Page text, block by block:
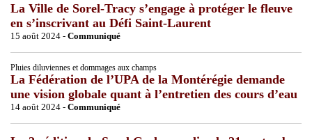
La Ville de Sorel-Tracy s’engage à protéger le fleuve
en s’inscrivant au Défi Saint-Laurent
15 août 2024 - Communiqué
Pluies diluviennes et dommages aux champs
La Fédération de l’UPA de la Montérégie demande
une vision globale quant à l’entretien des cours d’eau
14 août 2024 - Communiqué